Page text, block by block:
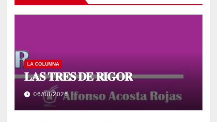
LA COLUMNA
𝐋𝐀𝐒 𝐓𝐑𝐄𝐒 𝐃𝐄 𝐑𝐈𝐆𝐎𝐑
06/08/2026